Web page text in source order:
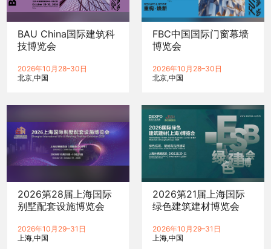
BAU China国际建筑科
技博览会
2026年10月28–30日
北京 中国
FBC中国国际门窗幕墙
博览会
2026年10月28–30日
北京 中国
2026第28届上海国际
别墅配套设施博览会
2026年10月29–31日
上海 中国
2026第21届上海国际
绿色建筑建材博览会
2026年10月29–31日
上海 中国